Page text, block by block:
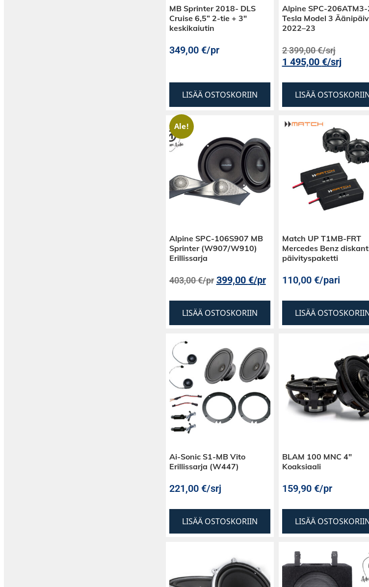
MB Sprinter 2018- DLS
Cruise 6,5” 2-tie + 3″
keskikaiutin
349,00 €/pr
LISÄÄ OSTOSKORIIN
Alpine SPC-206ATM3-
Tesla Model 3
2022–23
2 399,00€/srj
1 495,00 €/srj
LISÄÄ
Ale!
Alpine SPC-106S907 MB
Sprinter (W907/W910)
Erillissarja
403,00€/pr 399,00 €/pr
LISÄÄ OSTOSKORIIN
Match UP T1MB-FRT
Mercedes Benz
päivityspaketti
110,00 €/pari
LISÄÄ
Ai-Sonic S1-MB Vito
Erillissarja (W447)
221,00 €/srj
LISÄÄ OSTOSKORIIN
BLAM 100 MNC 4″
Koaksiaali
159,90 €/pr
LISÄÄ